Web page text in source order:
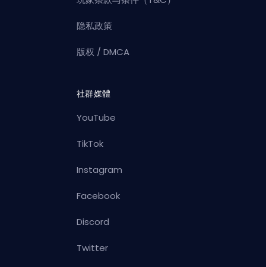
隐私政策
版权 / DMCA
社群媒體
YouTube
TikTok
Instagram
Facebook
Discord
Twitter